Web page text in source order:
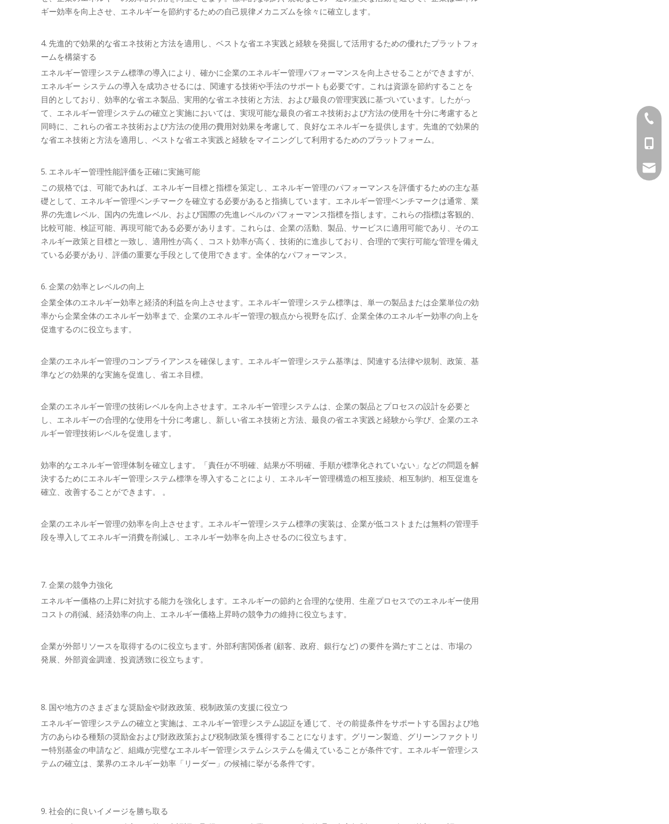
ギー効率を向上させ、エネルギーを節約するための自己規律メカニズムを徐々に確立します。
4. 先進的で効果的な省エネ技術と方法を適用し、ベストな省エネ実践と経験を発掘して活用するための優れたプラットフォ
ームを構築する
エネルギー管理システム標準の導入により、確かに企業のエネルギー管理パフォーマンスを向上させることができますが、
エネルギー システムの導入を成功させるには、関連する技術や手法のサポートも必要です。これは資源を節約することを
目的としており、効率的な省エネ製品、実用的な省エネ技術と方法、および最良の管理実践に基づいています。したがっ
て、エネルギー管理システムの確立と実施においては、実現可能な最良の省エネ技術および方法の使用を十分に考慮すると
同時に、これらの省エネ技術および方法の使用の費用対効果を考慮して、良好なエネルギーを提供します。先進的で効果的
な省エネ技術と方法を適用し、ベストな省エネ実践と経験をマイニングして利用するためのプラットフォーム。
5. エネルギー管理性能評価を正確に実施可能
この規格では、可能であれば、エネルギー目標と指標を策定し、エネルギー管理のパフォーマンスを評価するための主な基
礎として、エネルギー管理ベンチマークを確立する必要があると指摘しています。エネルギー管理ベンチマークは通常、業
界の先進レベル、国内の先進レベル、および国際の先進レベルのパフォーマンス指標を指します。これらの指標は客観的、
比較可能、検証可能、再現可能である必要があります。これらは、企業の活動、製品、サービスに適用可能であり、そのエ
ネルギー政策と目標と一致し、適用性が高く、コスト効率が高く、技術的に進歩しており、合理的で実行可能な管理を備え
ている必要があり、評価の重要な手段として使用できます。全体的なパフォーマンス。
6. 企業の効率とレベルの向上
企業全体のエネルギー効率と経済的利益を向上させます。エネルギー管理システム標準は、単一の製品または企業単位の効
率から企業全体のエネルギー効率まで、企業のエネルギー管理の観点から視野を広げ、企業全体のエネルギー効率の向上を
促進するのに役立ちます。
企業のエネルギー管理のコンプライアンスを確保します。エネルギー管理システム基準は、関連する法律や規制、政策、基
準などの効果的な実施を促進し、省エネ目標。
企業のエネルギー管理の技術レベルを向上させます。エネルギー管理システムは、企業の製品とプロセスの設計を必要と
し、エネルギーの合理的な使用を十分に考慮し、新しい省エネ技術と方法、最良の省エネ実践と経験から学び、企業のエネ
ルギー管理技術レベルを促進します。
効率的なエネルギー管理体制を確立します。「責任が不明確、結果が不明確、手順が標準化されていない」などの問題を解
決するためにエネルギー管理システム標準を導入することにより、エネルギー管理構造の相互接続、相互制約、相互促進を
確立、改善することができます。 。
企業のエネルギー管理の効率を向上させます。エネルギー管理システム標準の実装は、企業が低コストまたは無料の管理手
段を導入してエネルギー消費を削減し、エネルギー効率を向上させるのに役立ちます。
7. 企業の競争力強化
エネルギー価格の上昇に対抗する能力を強化します。エネルギーの節約と合理的な使用、生産プロセスでのエネルギー使用
コストの削減、経済効率の向上、エネルギー価格上昇時の競争力の維持に役立ちます。
企業が外部リソースを取得するのに役立ちます。外部利害関係者 (顧客、政府、銀行など) の要件を満たすことは、市場の
発展、外部資金調達、投資誘致に役立ちます。
8. 国や地方のさまざまな奨励金や財政政策、税制政策の支援に役立つ
エネルギー管理システムの確立と実施は、エネルギー管理システム認証を通じて、その前提条件をサポートする国および地
方のあらゆる種類の奨励金および財政政策および税制政策を獲得することになります。グリーン製造、グリーンファクトリ
ー特別基金の申請など、組織が完璧なエネルギー管理システムシステムを備えていることが条件です。エネルギー管理シス
テムの確立は、業界のエネルギー効率「リーダー」の候補に挙がる条件です。
9. 社会的に良いイメージを勝ち取る
+86-